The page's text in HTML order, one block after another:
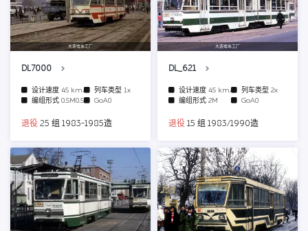
大连电车工厂
DL7000
设计速度 45 km/h 列车类型 1x
编组形式 0.5M0.5T GoA0
退役 25 组 1983-1985造
大连电车工厂
DL_621
设计速度 45 km/h 列车类型 2x
编组形式 2M GoA0
退役 15 组 1983/1990造